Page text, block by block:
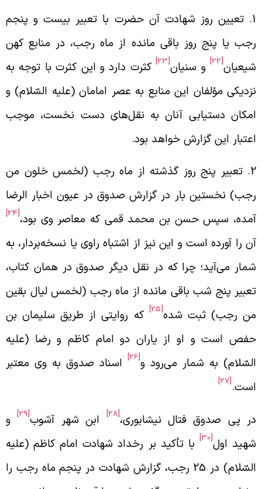
1.‌ تعیین روز شهادت آن حضرت با تعبیر بیست و پنجم
یا پنج روز باقی مانده از ماه رجب، در منابع کهن
و سنیان
کثرت دارد و این کثرت با توجه به
مؤلفان این منابع به عصر امامان (علیه السّلام) و
دستیابی آنان به نقل‌های دست نخست، موجب
این گزارش خواهد بود.
2.‌ تعبیر پنج روز گذشته از ماه رجب (لخمس خلون من
نخستین بار در گزارش صدوق در عیون اخبار الرضا
سپس حسن بن محمد قمی که معاصر وی بود،
را آورده است و این نیز از اشتباه راوی یا نسخه‌بردار، به
می‌آید؛ چرا که در نقل دیگر صدوق در همان کتاب،
پنج شب باقی مانده از ماه رجب (لخمس لیال بقین
رجب) ثبت شده
که روایتی از طریق سلیمان بن
است و او از یاران دو امام کاظم و رضا (علیه
به شمار می‌رود و
اسناد صدوق به وی معتبر
پی صدوق فتال نیشابوری، ابن شهر آشوب
و
اول[30]
با تأکید بر رخداد شهادت امام کاظم (علیه
السّلام) در 25 رجب، گزارش شهادت در پنجم ماه رجب را